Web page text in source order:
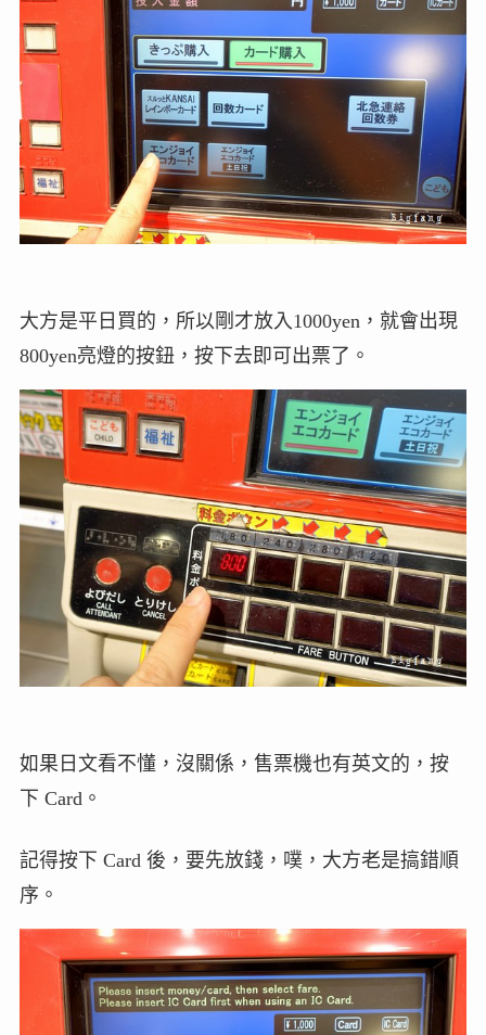
大方是平日買的，所以剛才放入1000yen，就會出現
800yen亮燈的按鈕，按下去即可出票了。
如果日文看不懂，沒關係，售票機也有英文的，按
下 Card。
記得按下 Card 後，要先放錢，噗，大方老是搞錯順
序。